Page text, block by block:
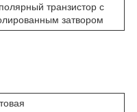
транзистор с
затвором